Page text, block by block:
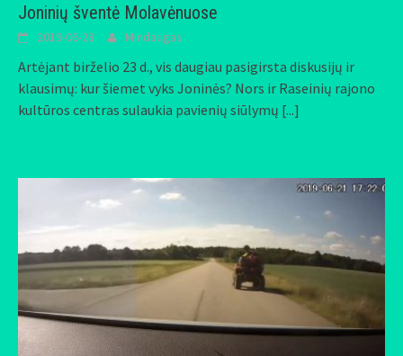
Joninių šventė Molavėnuose
2019-06-28 Mindaugas
Artėjant birželio 23 d., vis daugiau pasigirsta diskusijų ir
klausimų: kur šiemet vyks Joninės? Nors ir Raseinių rajono
kultūros centras sulaukia pavienių siūlymų [...]